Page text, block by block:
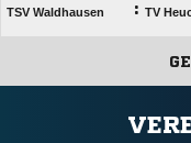
TSV Waldhausen : TV